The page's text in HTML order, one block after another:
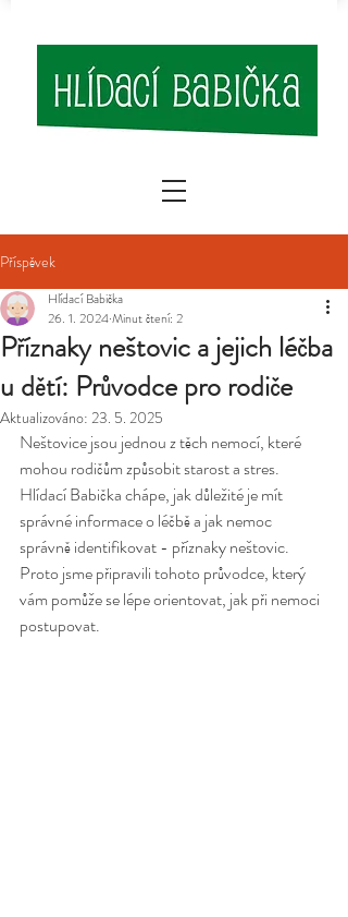
Příspěvek
Příznaky neštovic a jejich léčba
u dětí: Průvodce pro rodiče
Hlídací Babička
26. 1. 2024Minut čtení: 2
Aktualizováno: 23. 5. 2025
Neštovice jsou jednou z těch nemocí, které
mohou rodičům způsobit starost a stres.
Hlídací Babička chápe, jak důležité je mít
správné informace o léčbě a jak nemoc
správně identifikovat - příznaky neštovic.
Proto jsme připravili tohoto průvodce, který
vám pomůže se lépe orientovat, jak při nemoci
postupovat.